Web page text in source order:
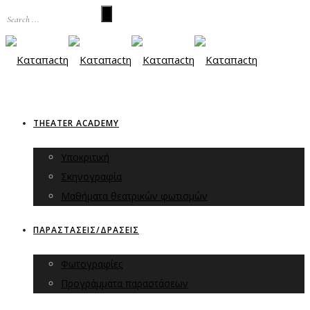
THEATER ACADEMY
Υποκριτική
Σκηνογραφία
Μαθήματα θεατρικών φωτισμών
ΠΑΡΑΣΤΑΣΕΙΣ/ΔΡΑΣΕΙΣ
Φωτογραφίες
Προγράμματα παραστάσεων